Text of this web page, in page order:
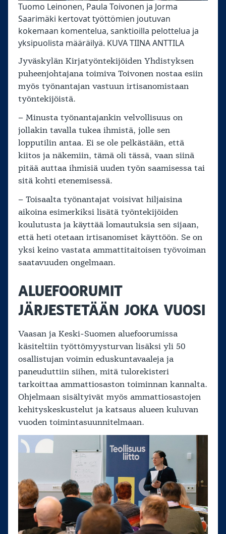
Tuomo Leinonen, Paula Toivonen ja Jorma
Saarimäki kertovat työttömien joutuvan
kokemaan komentelua, sanktioilla pelottelua ja
yksipuolista määräilyä. KUVA TIINA ANTTILA
Jyväskylän Kirjatyöntekijöiden Yhdistyksen
puheenjohtajana toimiva Toivonen nostaa esiin
myös työnantajan vastuun irtisanomistaan
työntekijöistä.
– Minusta työnantajankin velvollisuus on
jollakin tavalla tukea ihmistä, jolle sen
lopputilin antaa. Ei se ole pelkästään, että
kiitos ja näkemiin, tämä oli tässä, vaan siinä
pitää auttaa ihmisiä uuden työn saamisessa tai
sitä kohti etenemisessä.
– Toisaalta työnantajat voisivat hiljaisina
aikoina esimerkiksi lisätä työntekijöiden
koulutusta ja käyttää lomautuksia sen sijaan,
että heti otetaan irtisanomiset käyttöön. Se on
yksi keino vastata ammattitaitoisen työvoiman
saatavuuden ongelmaan.
ALUEFOORUMIT
JÄRJESTETÄÄN JOKA VUOSI
Vaasan ja Keski-Suomen aluefoorumissa
käsiteltiin työttömyysturvan lisäksi yli 50
osallistujan voimin eduskuntavaaleja ja
paneuduttiin siihen, mitä tulorekisteri
tarkoittaa ammattiosaston toiminnan kannalta.
Ohjelmaan sisältyivät myös ammattiosastojen
kehityskeskustelut ja katsaus alueen kuluvan
vuoden toimintasuunnitelmaan.